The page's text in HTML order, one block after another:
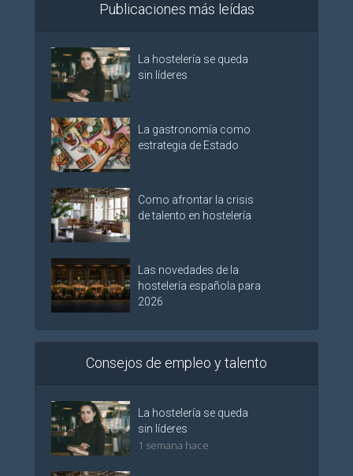
Publicaciones más leídas
La hostelería se queda
sin líderes
La gastronomía como
estrategia de Estado
Como afrontar la crisis
de talento en hostelería
Las novedades de la
hostelería española para
2026
Consejos de empleo y talento
La hostelería se queda
sin líderes
1 semana hace